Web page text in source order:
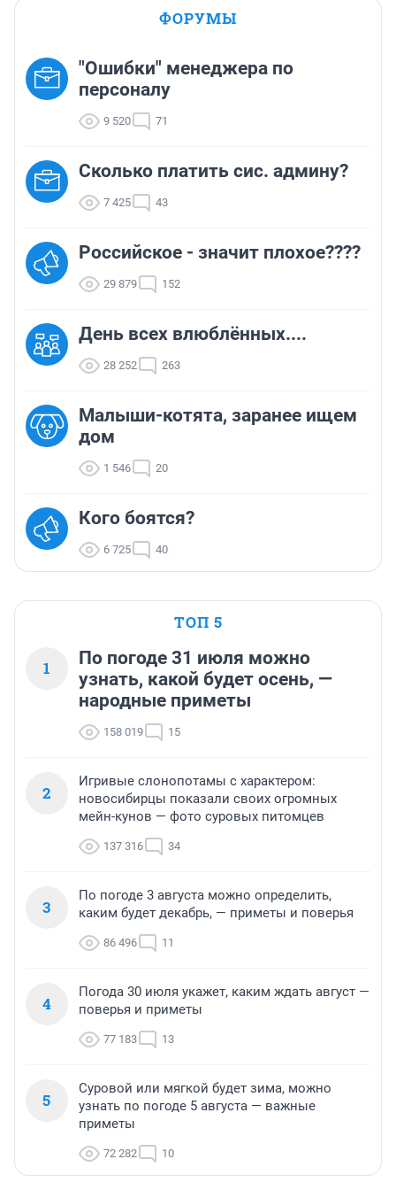
ФОРУМЫ
"Ошибки" менеджера по
персоналу
9 520 71
Сколько платить сис. админу?
7 425 43
Российское - значит плохое????
29 879 152
День всех влюблённых....
28 252 263
Малыши-котята, заранее ищем
дом
1 546 20
Кого боятся?
6 725 40
ТОП 5
1
По погоде 31 июля можно
узнать, какой будет осень, —
народные приметы
158 019 15
2
Игривые слонопотамы с характером:
новосибирцы показали своих огромных
мейн-кунов — фото суровых питомцев
137 316 34
3
По погоде 3 августа можно определить,
каким будет декабрь, — приметы и поверья
86 496 11
4
Погода 30 июля укажет, каким ждать август —
поверья и приметы
77 183 13
5
Суровой или мягкой будет зима, можно
узнать по погоде 5 августа — важные
приметы
72 282 10